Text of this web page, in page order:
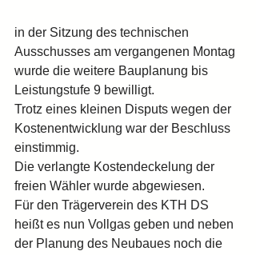
in der Sitzung des technischen
Ausschusses am vergangenen Montag
wurde die weitere Bauplanung bis
Leistungstufe 9 bewilligt.
Trotz eines kleinen Disputs wegen der
Kostenentwicklung war der Beschluss
einstimmig.
Die verlangte Kostendeckelung der
freien Wähler wurde abgewiesen.
Für den Trägerverein des KTH DS
heißt es nun Vollgas geben und neben
der Planung des Neubaues noch die